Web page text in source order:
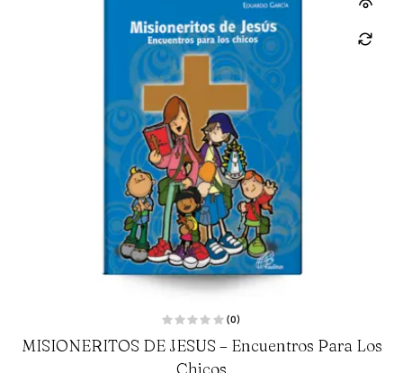
a
l
(0)
MISIONERITOS DE JESUS – Encuentros Para Los